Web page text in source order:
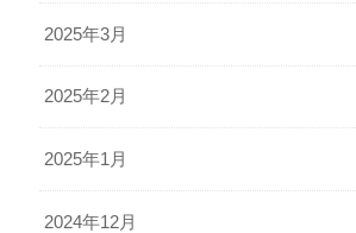
2025年3月
2025年2月
2025年1月
2024年12月